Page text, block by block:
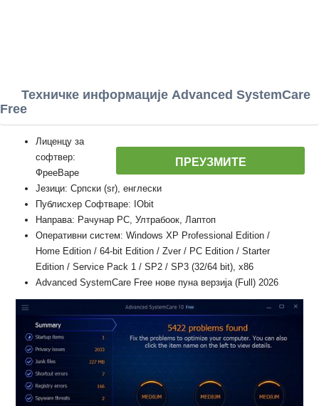
Техничке информације Advanced SystemCare
Free
ПРЕУЗМИТЕ
Лиценцу за
софтвер:
ФрееВаре
Језици: Српски (sr), енглески
Публисхер Софтваре: IObit
Направа: Рачунар PC, Ултрабоок, Лаптоп
Оперативни систем: Windows XP Professional Edition /
Home Edition / 64-bit Edition / Zver / PC Edition / Starter
Edition / Service Pack 1 / SP2 / SP3 (32/64 bit), x86
Advanced SystemCare Free нове пуна верзија (Full) 2026